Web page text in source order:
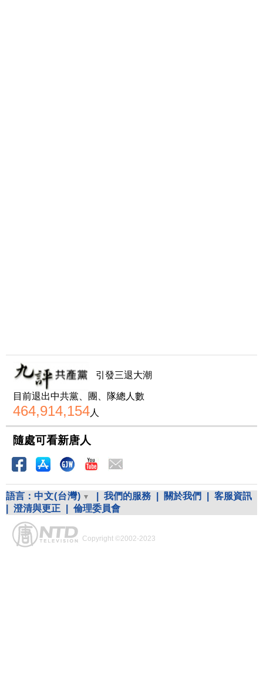
引發三退大潮
目前退出中共黨、團、隊總人數
464,914,154人
隨處可看新唐人
語言： 中文(台灣) 我們的服務 關於我們
客服資訊
澄清與更正 倫理委員會
Copyright ©2002-2023